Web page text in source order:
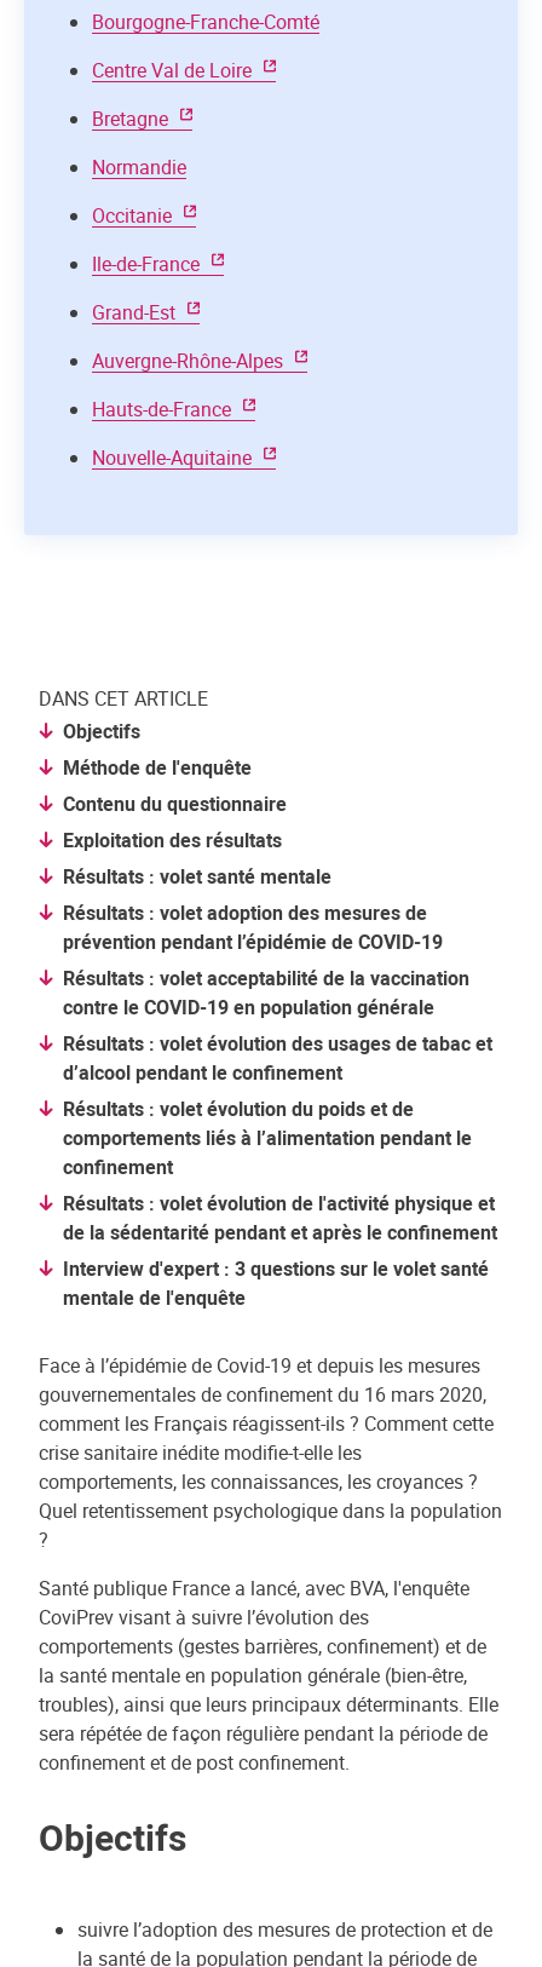
Bourgogne-Franche-Comté
Centre Val de Loire
Bretagne
Normandie
Occitanie
Ile-de-France
Grand-Est
Auvergne-Rhône-Alpes
Hauts-de-France
Nouvelle-Aquitaine
DANS CET ARTICLE
Objectifs
Méthode de l'enquête
Contenu du questionnaire
Exploitation des résultats
Résultats : volet santé mentale
Résultats : volet adoption des mesures de
prévention pendant l’épidémie de COVID-19
Résultats : volet acceptabilité de la vaccination
contre le COVID-19 en population générale
Résultats : volet évolution des usages de tabac et
d’alcool pendant le confinement
Résultats : volet évolution du poids et de
comportements liés à l’alimentation pendant le
confinement
Résultats : volet évolution de l'activité physique et
de la sédentarité pendant et après le confinement
Interview d'expert : 3 questions sur le volet santé
mentale de l'enquête
Face à l’épidémie de Covid-19 et depuis les mesures
gouvernementales de confinement du 16 mars 2020,
comment les Français réagissent-ils ? Comment cette
crise sanitaire inédite modifie-t-elle les
comportements, les connaissances, les croyances ?
Quel retentissement psychologique dans la population
?
Santé publique France a lancé, avec BVA, l'enquête
CoviPrev visant à suivre l’évolution des
comportements (gestes barrières, confinement) et de
la santé mentale en population générale (bien-être,
troubles), ainsi que leurs principaux déterminants. Elle
sera répétée de façon régulière pendant la période de
confinement et de post confinement.
Objectifs
suivre l’adoption des mesures de protection et de
la santé de la population pendant la période de